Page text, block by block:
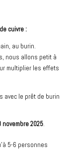
cuivre :
au burin.
nous allons petit à
multiplier les effets
avec le prêt de burin
novembre 2025.
5-6 personnes